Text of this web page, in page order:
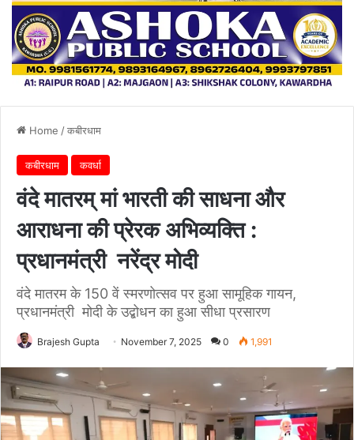
Home /कबीरधाम
कबीरधाम कवर्धा
वंदे मातरम् मां भारती की साधना और
आराधना की प्रेरक अभिव्यक्ति :
प्रधानमंत्री नरेंद्र मोदी
वंदे मातरम के 150 वें स्मरणोत्सव पर हुआ सामूहिक गायन,
प्रधानमंत्री मोदी के उद्बोधन का हुआ सीधा प्रसारण
Brajesh Gupta November 7, 2025 0 1,991